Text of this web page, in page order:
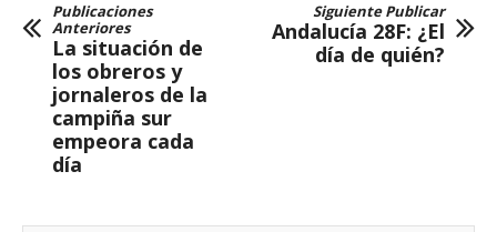
Publicaciones
Anteriores
La situación de
los obreros y
jornaleros de la
campiña sur
empeora cada
día
Siguiente Publicar
Andalucía 28F: ¿El
día de quién?